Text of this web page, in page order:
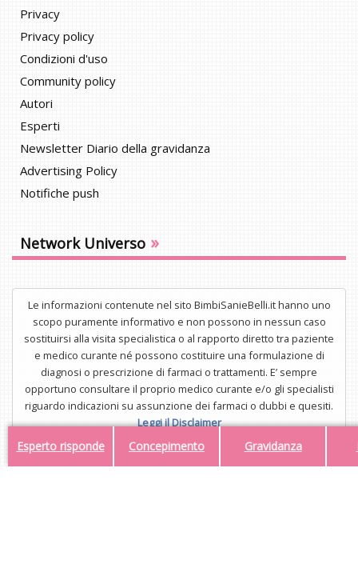
Esperto risponde Concepimento Gravidanza
Privacy
Privacy policy
Condizioni d'uso
Community policy
Autori
Esperti
Newsletter Diario della gravidanza
Advertising Policy
Notifiche push
Network Universo »
Le informazioni contenute nel sito BimbiSanieBelli.it hanno uno
scopo puramente informativo e non possono in nessun caso
sostituirsi alla visita specialistica o al rapporto diretto tra paziente
e medico curante né possono costituire una formulazione di
diagnosi o prescrizione di farmaci o trattamenti. E’ sempre
opportuno consultare il proprio medico curante e/o gli specialisti
riguardo indicazioni su assunzione dei farmaci o dubbi e quesiti.
Leggi il Disclaimer
UNISTAR Srl - Corso di Porta Nuova 3/A, 20121, Milano - P.IVA